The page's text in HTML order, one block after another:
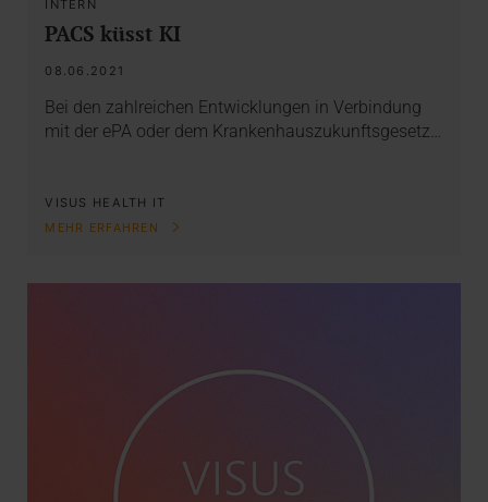
INTERN
PACS küsst KI
08.06.2021
Bei den zahlreichen Entwicklungen in Verbindung
mit der ePA oder dem Krankenhauszukunftsgesetz…
VISUS HEALTH IT
MEHR ERFAHREN